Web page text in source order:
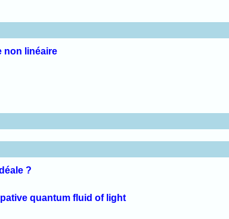
non linéaire
?
quantum fluid of light